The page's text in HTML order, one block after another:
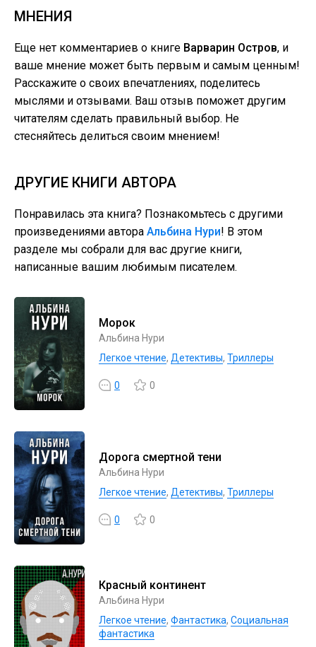
МНЕНИЯ
Еще нет комментариев о книге Варварин Остров, и
ваше мнение может быть первым и самым ценным!
Расскажите о своих впечатлениях, поделитесь
мыслями и отзывами. Ваш отзыв поможет другим
читателям сделать правильный выбор. Не
стесняйтесь делиться своим мнением!
ДРУГИЕ КНИГИ АВТОРА
Понравилась эта книга? Познакомьтесь с другими
произведениями автора Альбина Нури! В этом
разделе мы собрали для вас другие книги,
написанные вашим любимым писателем.
Морок
Альбина Нури
Легкое чтение, Детективы, Триллеры
0 0
Дорога смертной тени
Альбина Нури
Легкое чтение, Детективы, Триллеры
0 0
Красный континент
Альбина Нури
Легкое чтение, Фантастика, Социальная
фантастика